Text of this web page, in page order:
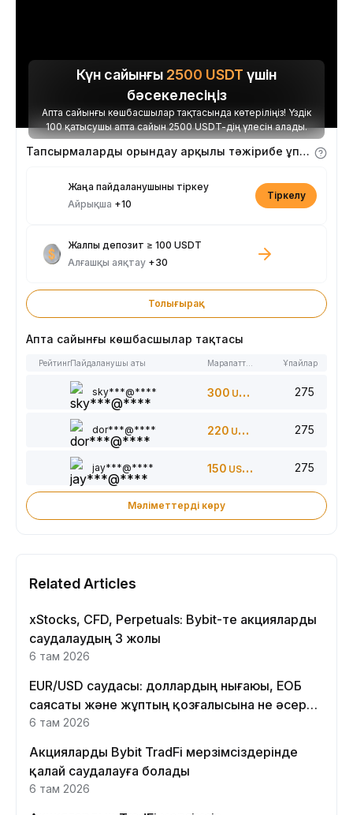
Күн сайынғы 2500 USDT үшін
бәсекелесіңіз
Апта сайынғы көшбасшылар тақтасында көтеріліңіз! Үздік
100 қатысушы апта сайын 2500 USDT-дің үлесін алады.
Тапсырмаларды орындау арқылы тәжірибе ұпайларын алыңыз
Жаңа пайдаланушыны тіркеу
Айрықша +10
Тіркелу
Жалпы депозит ≥ 100 USDT
Алғашқы аяқтау +30
Толығырақ
Апта сайынғы көшбасшылар тақтасы
РейтингПайдаланушы аты Ұпайлар
sky***@**** 300 USDT 275
dor***@**** 220 USDT 275
jay***@**** 150 USDT 275
Мәліметтерді көру
Related Articles
xStocks, CFD, Perpetuals: Bybit-те акцияларды
саудалаудың 3 жолы
6 там 2026
EUR/USD саудасы: доллардың нығаюы, ЕОБ
саясаты және жұптың қозғалысына не әсер
етеді
6 там 2026
Акцияларды Bybit TradFi мерзімсіздерінде
қалай саудалауға болады
6 там 2026